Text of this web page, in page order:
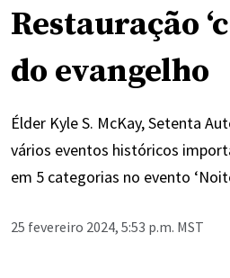
Restauração
do evangelho
Élder Kyle S. McKay, Setenta
vários eventos históricos
em 5 categorias no evento
25 fevereiro 2024, 5:53 p.m. MST